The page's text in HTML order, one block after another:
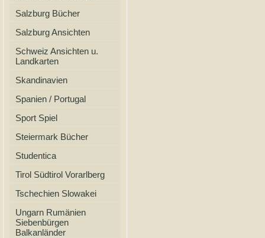
Salzburg Bücher
Salzburg Ansichten
Schweiz Ansichten u.
Landkarten
Skandinavien
Spanien / Portugal
Sport Spiel
Steiermark Bücher
Studentica
Tirol Südtirol Vorarlberg
Tschechien Slowakei
Ungarn Rumänien
Siebenbürgen
Balkanländer